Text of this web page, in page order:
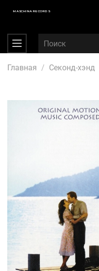
MASCHINA RECORDS
Главная Секонд-хэнд